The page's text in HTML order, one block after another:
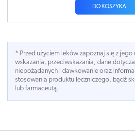
DO KOSZYKA
* Przed użyciem leków zapoznaj się z
wskazania, przeciwskazania, dane
niepożądanych i dawkowanie oraz
stosowania produktu leczniczego, bądź
lub farmaceutą.